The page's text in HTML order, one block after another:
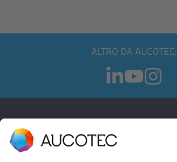
ALTRO DA AUCOTEC:
CONTATTI